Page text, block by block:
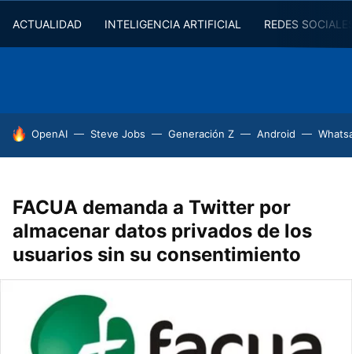
ACTUALIDAD INTELIGENCIA ARTIFICIAL REDES
HOY SE HABLA DE
OpenAI Steve Jobs Generación Z Android
FACUA demanda a Twitter por
almacenar datos privados de los
usuarios sin su consentimiento